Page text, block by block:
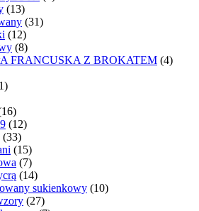
(13)
(31)
(12)
(8)
FRANCUSKA Z BROKATEM (4)
(12)
(33)
(15)
(7)
(14)
sukienkowy (10)
(27)